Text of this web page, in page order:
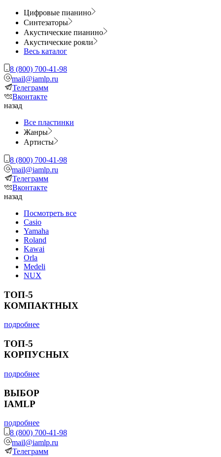
Цифровые пианино
Синтезаторы
Акустические пианино
Акустические рояли
Весь каталог
8 (800) 700-41-98
mail@iamlp.ru
Телеграмм
Вконтакте
назад
Все пластинки
Жанры
Артисты
8 (800) 700-41-98
mail@iamlp.ru
Телеграмм
Вконтакте
назад
Посмотреть все
Casio
Yamaha
Roland
Kawai
Orla
Medeli
NUX
ТОП-5
КОМПАКТНЫХ
подробнее
ТОП-5
КОРПУСНЫХ
подробнее
ВЫБОР
IAMLP
подробнее
8 (800) 700-41-98
mail@iamlp.ru
Телеграмм